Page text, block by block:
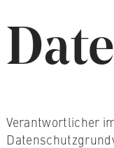
Verantwortlicher